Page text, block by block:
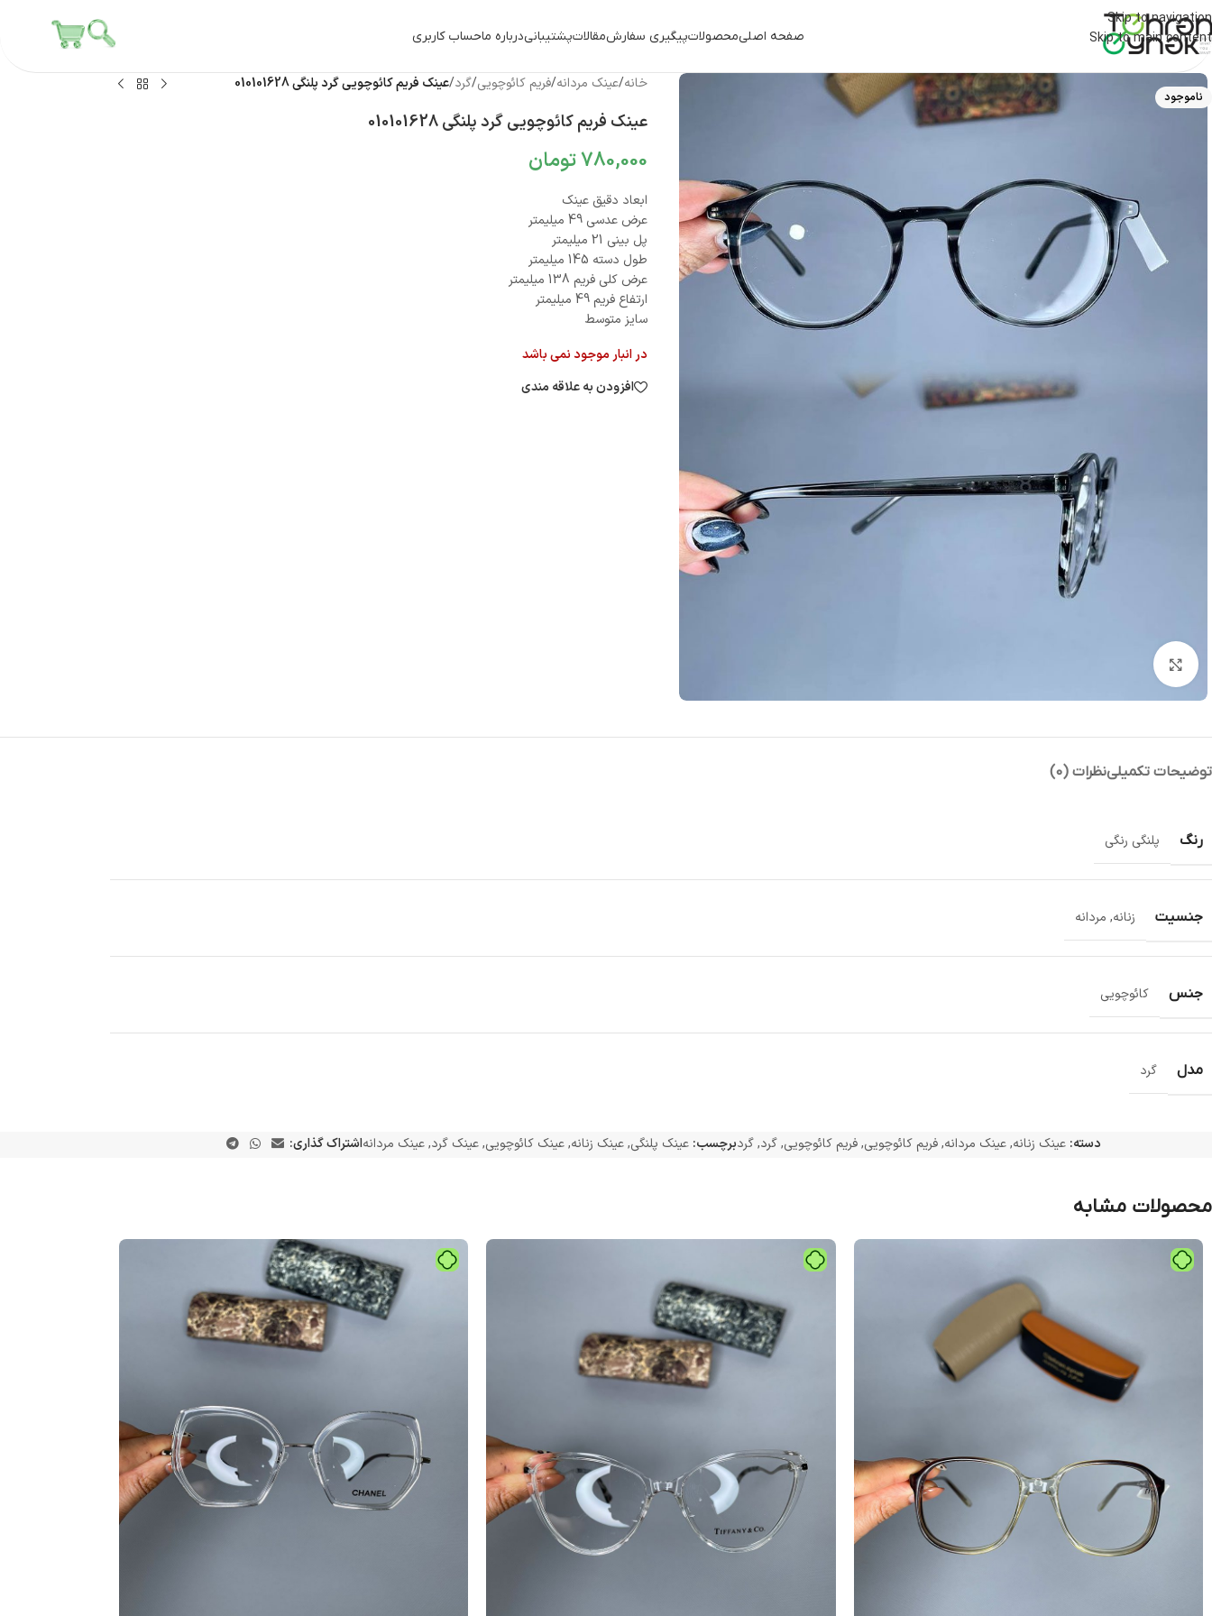
Skip to navigation
Skip to main content
صفحه اصلیمحصولاتپیگیری سفارشمقالاتپشتیبانیدرباره ماحساب کاربری
ناموجود
خانه/عینک مردانه/فریم کائوچویی/گرد/عینک فریم کائوچویی گرد پلنگی 010101628
عینک فریم کائوچویی گرد پلنگی 010101628
780,000تومان
ابعاد دقیق عینک
عرض عدسی 49 میلیمتر
پل بینی 21 میلیمتر
طول دسته 145 میلیمتر
عرض کلی فریم 138 میلیمتر
ارتفاع فریم 49 میلیمتر
سایز متوسط
در انبار موجود نمی باشد
افزودن به علاقه مندی
توضیحات تکمیلینظرات (0)
رنگ پلنگی رنگی
جنسیت زنانه, مردانه
جنس کائوچویی
مدل گرد
دسته: عینک زنانه,عینک مردانه,فریم کائوچویی,فریم کائوچویی,گرد,گردبرچسب: عینک پلنگی,عینک زنانه,عینک کائوچویی,عینک گرد,عینک مردانهاشتراک گذاری:
محصولات مشابه